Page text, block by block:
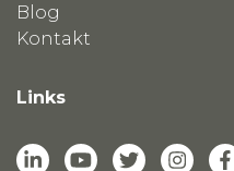
Blog
Kontakt
Links